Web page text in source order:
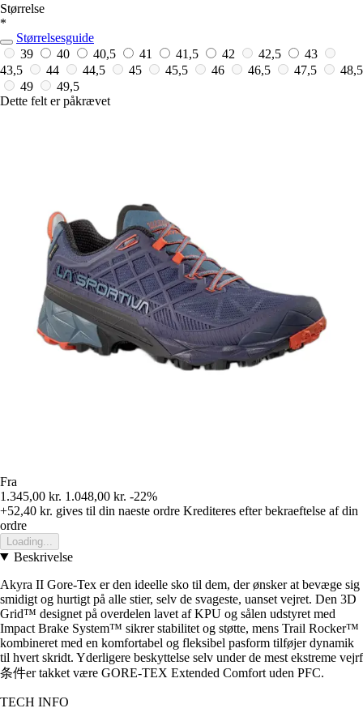
Størrelse
*
Størrelsesguide
39
40 40,5 41 41,5 42 42,5
43
43,5
44 44,5 45 45,5 46 46,5 47,5
48,5
49
49,5
Dette felt er påkrævet
Fra
1.345,00 kr. 1.048,00 kr. -22%
+52,40 kr. gives til din naeste ordre Krediteres efter bekraeftelse af din
ordre
Loading...
Beskrivelse
Akyra II Gore-Tex er den ideelle sko til dem, der ønsker at bevæge sig
smidigt og hurtigt på alle stier, selv de svageste, uanset vejret. Den 3D
Grid™ designet på overdelen lavet af KPU og sålen udstyret med
Impact Brake System™ sikrer stabilitet og støtte, mens Trail Rocker™
kombineret med en komfortabel og fleksibel pasform tilføjer dynamik
til hvert skridt. Yderligere beskyttelse selv under de mest ekstreme vejrf
条件er takket være GORE-TEX Extended Comfort uden PFC.
TECH INFO